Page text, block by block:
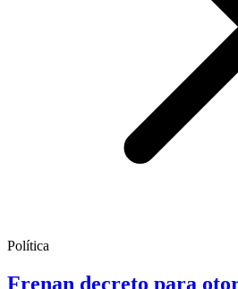
Política
Frenan decreto para